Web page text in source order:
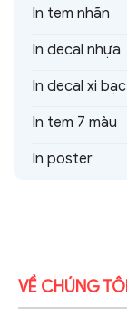
In tem nhãn
In decal nhựa
In decal xi bạc
In tem 7 màu
In poster
VỀ CHÚNG TÔI